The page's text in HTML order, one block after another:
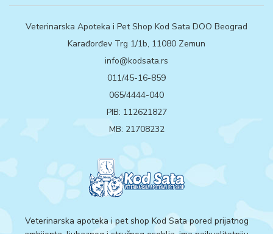
Veterinarska Apoteka i Pet Shop Kod Sata DOO Beograd
Karađorđev Trg 1/1b, 11080 Zemun
info@kodsata.rs
011/45-16-859
065/4444-040
PIB: 112621827
MB: 21708232
Veterinarska apoteka i pet shop Kod Sata pored prijatnog